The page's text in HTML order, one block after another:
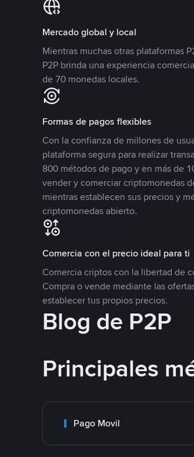
Mercado global y local
Mientras muchas otras plataformas
P2P brinda una experiencia
de 70 monedas locales.
Formas de pagos flexibles
Con la confianza de millones de
plataforma segura para realizar
800 métodos de pago y en más de
vender y comerciar criptomonedas
mientras establecen sus precios y
criptomonedas abierto.
Comercia con el precio ideal para ti
Comercia criptos con la libertad de
Compra o vende mediante las
establecer tus propios precios.
Blog de P2P
Principales
Pago Movil